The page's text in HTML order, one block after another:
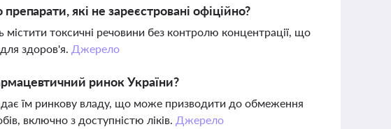
які не зареєстровані офіційно?
токсичні речовини без контролю концентрації, що
здоров'я. Джерело
ринок України?
їм ринкову владу, що може призводити до обмеження
включно з доступністю ліків. Джерело